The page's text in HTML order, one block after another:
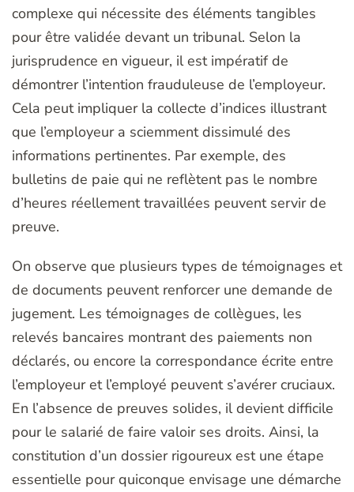
complexe qui nécessite des éléments tangibles
pour être validée devant un tribunal. Selon la
jurisprudence en vigueur, il est impératif de
démontrer l’intention frauduleuse de l’employeur.
Cela peut impliquer la collecte d’indices illustrant
que l’employeur a sciemment dissimulé des
informations pertinentes. Par exemple, des
bulletins de paie qui ne reflètent pas le nombre
d’heures réellement travaillées peuvent servir de
preuve.
On observe que plusieurs types de témoignages et
de documents peuvent renforcer une demande de
jugement. Les témoignages de collègues, les
relevés bancaires montrant des paiements non
déclarés, ou encore la correspondance écrite entre
l’employeur et l’employé peuvent s’avérer cruciaux.
En l’absence de preuves solides, il devient difficile
pour le salarié de faire valoir ses droits. Ainsi, la
constitution d’un dossier rigoureux est une étape
essentielle pour quiconque envisage une démarche